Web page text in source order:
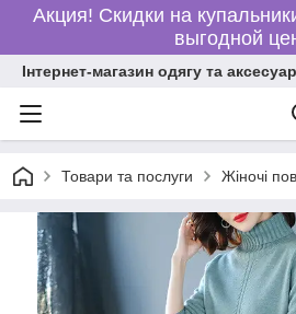
Акция! Скидки на
выгодной
Інтернет-магазин одягу та
Товари та послуги Жіночі